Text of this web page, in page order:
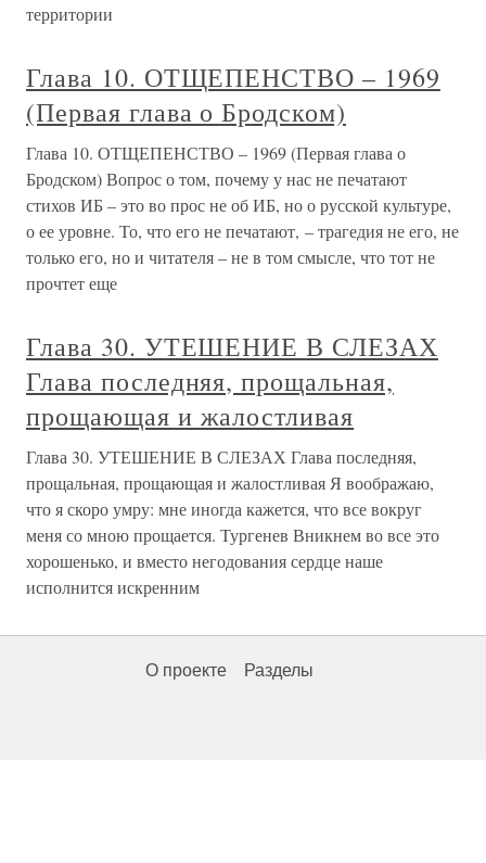
территории
Глава 10. ОТЩЕПЕНСТВО – 1969
(Первая глава о Бродском)
Глава 10. ОТЩЕПЕНСТВО – 1969 (Первая глава о
Бродском) Вопрос о том, почему у нас не печатают
стихов ИБ – это во прос не об ИБ, но о русской культуре,
о ее уровне. То, что его не печатают, – трагедия не его, не
только его, но и читателя – не в том смысле, что тот не
прочтет еще
Глава 30. УТЕШЕНИЕ В СЛЕЗАХ
Глава последняя, прощальная,
прощающая и жалостливая
Глава 30. УТЕШЕНИЕ В СЛЕЗАХ Глава последняя,
прощальная, прощающая и жалостливая Я воображаю,
что я скоро умру: мне иногда кажется, что все вокруг
меня со мною прощается. Тургенев Вникнем во все это
хорошенько, и вместо негодования сердце наше
исполнится искренним
О проекте Разделы